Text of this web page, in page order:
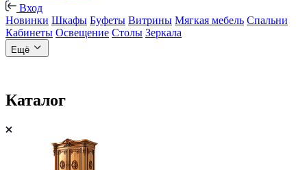
Вход
Новинки Шкафы Буфеты Витрины Мягкая мебель Спальни
Кабинеты Освещение Столы Зеркала
Ещё
Каталог